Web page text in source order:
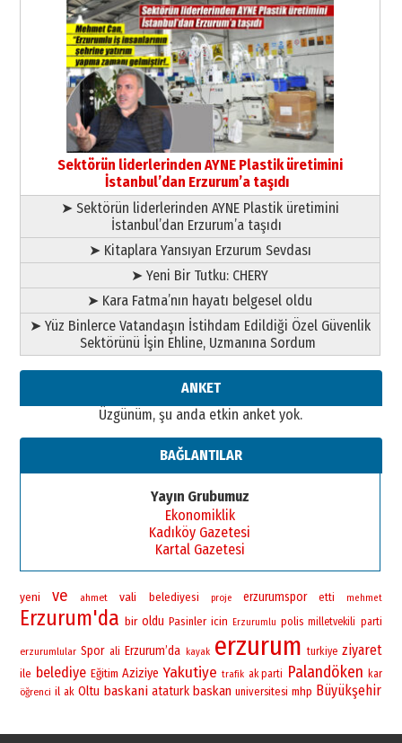
26 Mart 2026 Perşembe
Cem Bakırcı
Ardında bıraktığı hatıralarıyla
gönül adamı Faruk Terzioğlu!
13 Mayıs 2026 Çarşamba
Esat BİNDESEN
Başkan Sekmen’den Erzurum’a
bir vizyon proje daha!
02 Ağustos 2026 Pazar
Sektörün liderlerinden AYNE Plastik üretimini
İstanbul’dan Erzurum’a taşıdı
➤ Sektörün liderlerinden AYNE Plastik üretimini
İstanbul’dan Erzurum’a taşıdı
➤ Kitaplara Yansıyan Erzurum Sevdası
➤ Yeni Bir Tutku: CHERY
➤ Kara Fatma’nın hayatı belgesel oldu
➤ Yüz Binlerce Vatandaşın İstihdam Edildiği Özel Güvenlik
Sektörünü İşin Ehline, Uzmanına Sordum
ANKET
Üzgünüm, şu anda etkin anket yok.
BAĞLANTILAR
Yayın Grubumuz
Ekonomiklik
Kadıköy Gazetesi
Kartal Gazetesi
yeni ve ahmet vali belediyesi proje erzurumspor etti mehmet
Erzurum'da bir oldu Pasinler icin Erzurumlu polis milletvekili parti
erzurumlular Spor ali Erzurum’da kayak erzurum turkiye ziyaret
ile belediye Eğitim Aziziye Yakutiye trafik ak parti Palandöken kar
öğrenci il ak Oltu baskani ataturk baskan universitesi mhp Büyükşehir